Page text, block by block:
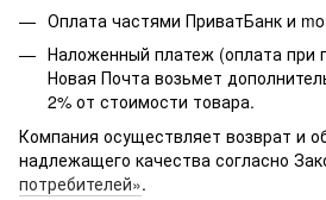
Оплата частями ПриватБанк и
Наложенный платеж (оплата при
Новая Почта возьмет
2% от стоимости товара.
Компания осуществляет возврат и
надлежащего качества согласно
потребителей».